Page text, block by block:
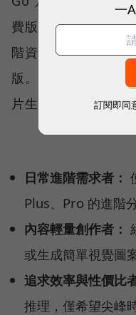
費版更高的核心聊
階資料分析額度，
版。適合追求日常
片生成的使用者，
日常進階需求者：
Plus、Pro 的進階
內容輕量創作者：
或生成簡單視覺圖
追求效率與性價比
推理，僅希望尖峰
一
訂閱即同